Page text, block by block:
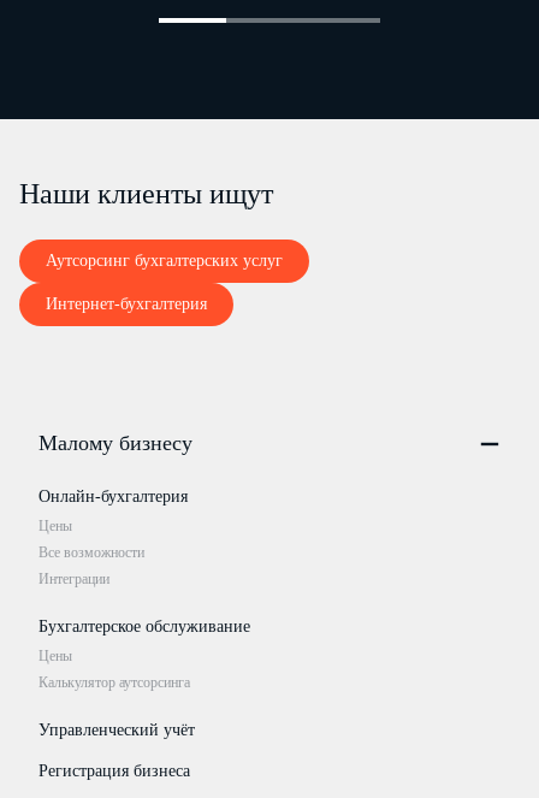
Наши клиенты ищут
Аутсорсинг бухгалтерских услуг
Интернет-бухгалтерия
Малому бизнесу
Онлайн-бухгалтерия
Цены
Все возможности
Интеграции
Бухгалтерское обслуживание
Цены
Калькулятор аутсорсинга
Управленческий учёт
Регистрация бизнеса